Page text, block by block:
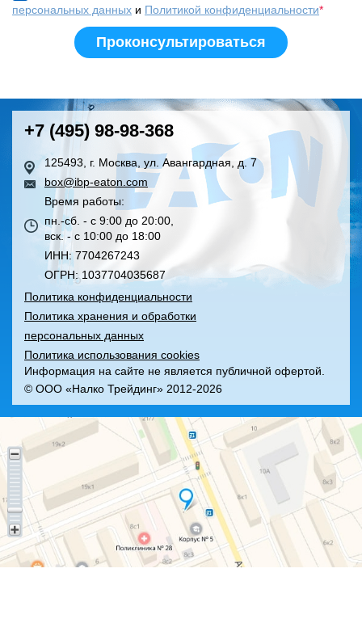
персональных данных и Политикой конфиденциальности*
+7 (495) 98-98-368
125493, г. Москва, ул. Авангардная, д. 7
box@ibp-eaton.com
Время работы:
пн.-сб. - с 9:00 до 20:00,
вск. - с 10:00 до 18:00
ИНН: 7704267243
ОГРН: 1037704035687
Политика конфиденциальности
Политика хранения и обработки
персональных данных
Политика использования cookies
Информация на сайте не является публичной офертой.
© ООО «Налко Трейдинг» 2012-2026